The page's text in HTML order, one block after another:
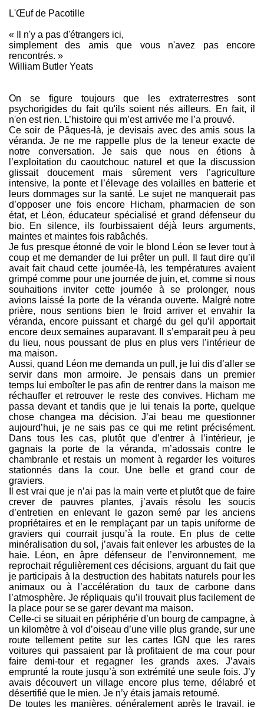
L'Œuf de Pacotille
« Il n'y a pas d'étrangers ici,
simplement des amis que vous n'avez pas encore
rencontrés. »
William Butler Yeats
On se figure toujours que les extraterrestres sont
psychorigides du fait qu'ils soient nés ailleurs. En fait, il
n'en est rien. L’histoire qui m’est arrivée me l’a prouvé.
Ce soir de Pâques-là, je devisais avec des amis sous la
véranda. Je ne me rappelle plus de la teneur exacte de
notre conversation. Je sais que nous en étions à
l’exploitation du caoutchouc naturel et que la discussion
glissait doucement mais sûrement vers l’agriculture
intensive, la ponte et l’élevage des volailles en batterie et
leurs dommages sur la santé. Le sujet ne manquerait pas
d’opposer une fois encore Hicham, pharmacien de son
état, et Léon, éducateur spécialisé et grand défenseur du
bio. En silence, ils fourbissaient déjà leurs arguments,
maintes et maintes fois rabâchés.
Je fus presque étonné de voir le blond Léon se lever tout à
coup et me demander de lui prêter un pull. Il faut dire qu’il
avait fait chaud cette journée-là, les températures avaient
grimpé comme pour une journée de juin, et, comme si nous
souhaitions inviter cette journée à se prolonger, nous
avions laissé la porte de la véranda ouverte. Malgré notre
prière, nous sentions bien le froid arriver et envahir la
véranda, encore puissant et chargé du gel qu’il apportait
encore deux semaines auparavant. Il s’emparait peu à peu
du lieu, nous poussant de plus en plus vers l’intérieur de
ma maison.
Aussi, quand Léon me demanda un pull, je lui dis d’aller se
servir dans mon armoire. Je pensais dans un premier
temps lui emboîter le pas afin de rentrer dans la maison me
réchauffer et retrouver le reste des convives. Hicham me
passa devant et tandis que je lui tenais la porte, quelque
chose changea ma décision. J’ai beau me questionner
aujourd’hui, je ne sais pas ce qui me retint précisément.
Dans tous les cas, plutôt que d’entrer à l’intérieur, je
gagnais la porte de la véranda, m’adossais contre le
chambranle et restais un moment à regarder les voitures
stationnés dans la cour. Une belle et grand cour de
graviers.
Il est vrai que je n’ai pas la main verte et plutôt que de faire
crever de pauvres plantes, j’avais résolu les soucis
d’entretien en enlevant le gazon semé par les anciens
propriétaires et en le remplaçant par un tapis uniforme de
graviers qui courrait jusqu’à la route. En plus de cette
minéralisation du sol, j’avais fait enlever les arbustes de la
haie. Léon, en âpre défenseur de l’environnement, me
reprochait régulièrement ces décisions, arguant du fait que
je participais à la destruction des habitats naturels pour les
animaux ou à l’accélération du taux de carbone dans
l’atmosphère. Je répliquais qu’il trouvait plus facilement de
la place pour se se garer devant ma maison.
Celle-ci se situait en périphérie d’un bourg de campagne, à
un kilomètre à vol d’oiseau d’une ville plus grande, sur une
route tellement petite sur les cartes IGN que les rares
voitures qui passaient par là profitaient de ma cour pour
faire demi-tour et regagner les grands axes. J’avais
emprunté la route jusqu’à son extrémité une seule fois. J’y
avais découvert un village encore plus terne, délabré et
désertifié que le mien. Je n’y étais jamais retourné.
De toutes les manières, généralement après le travail, je